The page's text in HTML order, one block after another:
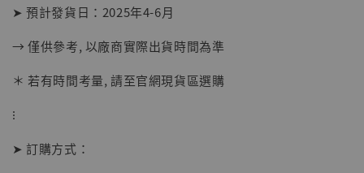
➤ 預計發貨日：2025年4-6月
→ 僅供參考, 以廠商實際出貨時間為準
＊ 若有時間考量, 請至官網現貨區選購
⁝
➤ 訂購方式：